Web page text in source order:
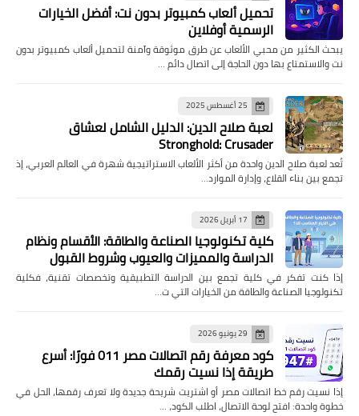
تحميل ألعاب كمبيوتر بدون نت: أفضل الخيارات
الرسمية أوفلاين
يبحث الكثير من محبي الألعاب عن طرق موثوقة وآمنة لتحميل ألعاب كمبيوتر بدون
نت والاستمتاع بها دون الحاجة إلى اتصال دائم …
25 أغسطس 2025
لعبة صلاح الدين: الدليل الشامل لعشاق
Stronghold: Crusader
تُعد لعبة صلاح الدين واحدة من أكثر الألعاب الاستراتيجية شهرة في العالم العربي، إذ
تجمع بين بناء القلاع، وإدارة الموارد…
17 أبريل 2026
كلية تكنولوجيا الصناعة والطاقة: الأقسام ونظام
الدراسة والمميزات والعيوب وشروط القبول
إذا كنت تفكر في كلية تجمع بين الدراسة التطبيقية وتخصصات تقنية، فكلية
تكنولوجيا الصناعة والطاقة من الخيارات التي ت…
29 يونيو 2026
كود معرفة رقم اتصالات مصر 011 فورًا: أسرع
طريقة إذا نسيت رقمك
إذا نسيت رقم خط اتصالات مصر أو اشتريت شريحة جديدة ولا تعرف رقمها، الحل في
خطوة واحدة: افتح لوحة الاتصال، اطلب الكود، …